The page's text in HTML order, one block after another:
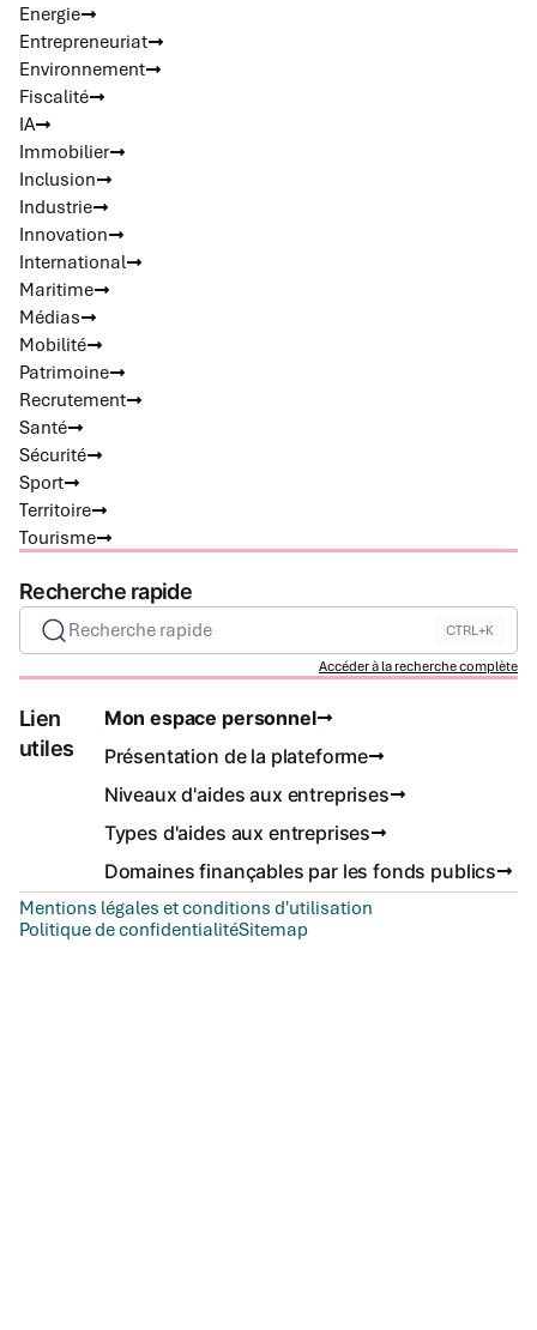
Energie
Entrepreneuriat
Environnement
Fiscalité
IA
Immobilier
Inclusion
Industrie
Innovation
International
Maritime
Médias
Mobilité
Patrimoine
Recrutement
Santé
Sécurité
Sport
Territoire
Tourisme
Recherche rapide
Recherche rapide CTRL+K
Accéder à la recherche complète
Lien
utiles
Mon espace personnel
Présentation de la plateforme
Niveaux d'aides aux entreprises
Types d'aides aux entreprises
Domaines finançables par les fonds publics
Mentions légales et conditions d'utilisation
Politique de confidentialitéSitemap